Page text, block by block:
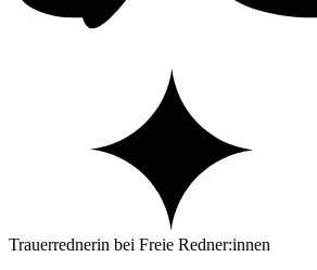
Trauerrednerin bei Freie Redner:innen